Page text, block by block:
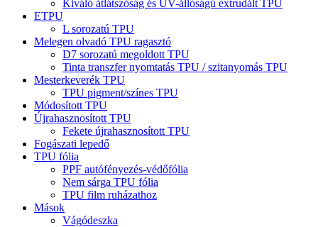
Kiváló átlátszóság és UV-állóságú extrudált TPU
ETPU
L sorozatú TPU
Melegen olvadó TPU ragasztó
D7 sorozatú megoldott TPU
Tinta transzfer nyomtatás TPU / szitanyomás TPU
Mesterkeverék TPU
TPU pigment/színes TPU
Módosított TPU
Újrahasznosított TPU
Fekete újrahasznosított TPU
Fogászati ​​lepedő
TPU fólia
PPF autófényezés-védőfólia
Nem sárga TPU fólia
TPU film ruházathoz
Mások
Vágódeszka